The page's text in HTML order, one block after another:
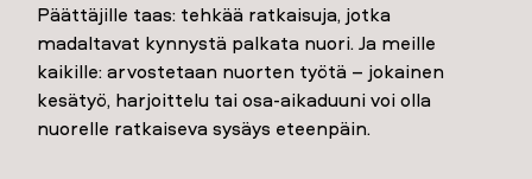
Päättäjille taas: tehkää ratkaisuja, jotka
madaltavat kynnystä palkata nuori. Ja meille
kaikille: arvostetaan nuorten työtä – jokainen
kesätyö, harjoittelu tai osa-aikaduuni voi olla
nuorelle ratkaiseva sysäys eteenpäin.